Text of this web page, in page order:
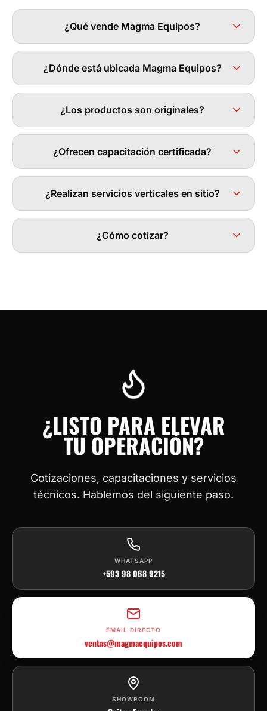
¿Qué vende Magma Equipos?
¿Dónde está ubicada Magma Equipos?
¿Los productos son originales?
¿Ofrecen capacitación certificada?
¿Realizan servicios verticales en sitio?
¿Cómo cotizar?
¿LISTO PARA ELEVAR
TU OPERACIÓN?
Cotizaciones, capacitaciones y servicios
técnicos. Hablemos del siguiente paso.
WHATSAPP
+593 98 068 9215
EMAIL DIRECTO
ventas@magmaequipos.com
SHOWROOM